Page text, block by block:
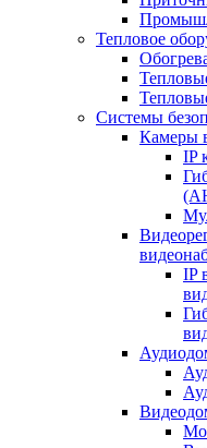
Тепловое
Системы
Камеры
IP
IP